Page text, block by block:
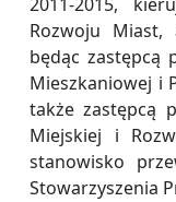
Rozwoju Miast,
będąc zastępcą
Mieszkaniowej i
także zastępcą
Miejskiej i
stanowisko
Stowarzyszenia